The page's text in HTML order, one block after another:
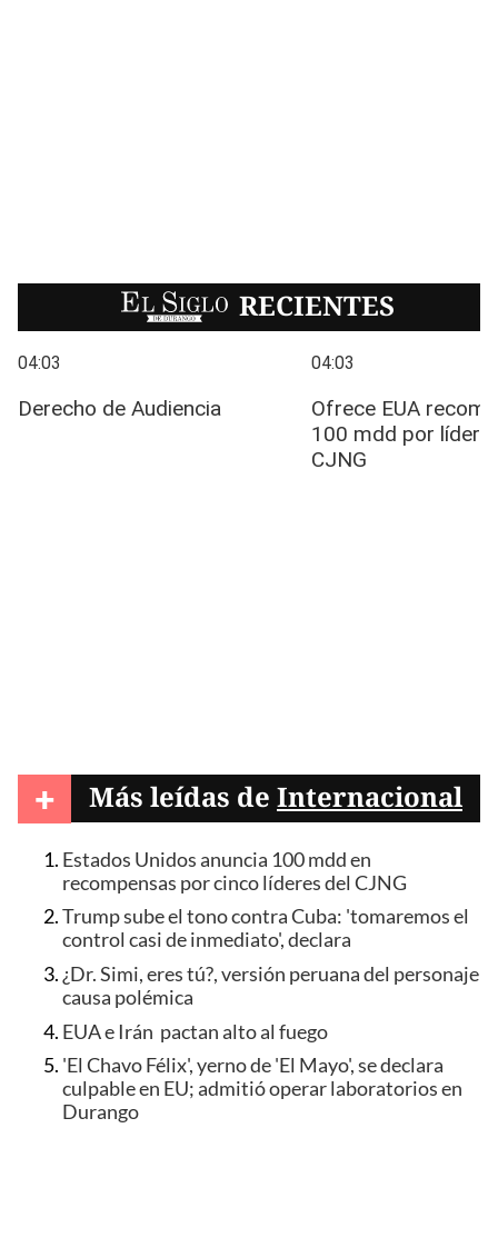
EL SIGLO RECIENTES
+ Más leídas de Internacional
Estados Unidos anuncia 100 mdd en
recompensas por cinco líderes del CJNG
Trump sube el tono contra Cuba: 'tomaremos el
control casi de inmediato', declara
¿Dr. Simi, eres tú?, versión peruana del personaje
causa polémica
EUA e Irán pactan alto al fuego
'El Chavo Félix', yerno de 'El Mayo', se declara
culpable en EU; admitió operar laboratorios en
Durango